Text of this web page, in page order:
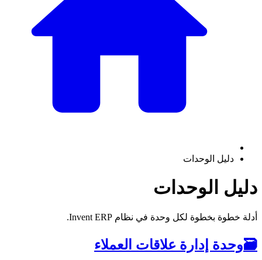
دليل الوحدات
دليل الوحدات
أدلة خطوة بخطوة لكل وحدة في نظام Invent ERP.
🗃وحدة إدارة علاقات العملاء